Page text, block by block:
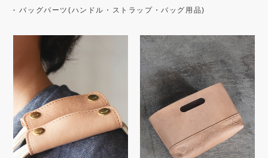
バッグパーツ(ハンドル・ストラップ・バッグ用品)